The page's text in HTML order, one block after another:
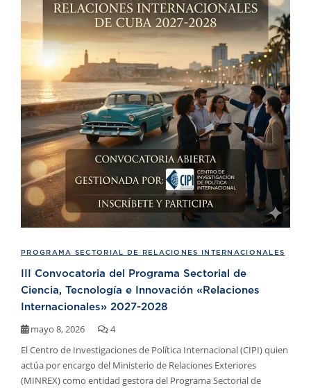
PROGRAMA SECTORIAL DE RELACIONES INTERNACIONALES
III Convocatoria del Programa Sectorial de
Ciencia, Tecnología e Innovación «Relaciones
Internacionales» 2027-2028
mayo 8, 2026
4
El Centro de Investigaciones de Política Internacional (CIPI) quien
actúa por encargo del Ministerio de Relaciones Exteriores
(MINREX) como entidad gestora del Programa Sectorial de